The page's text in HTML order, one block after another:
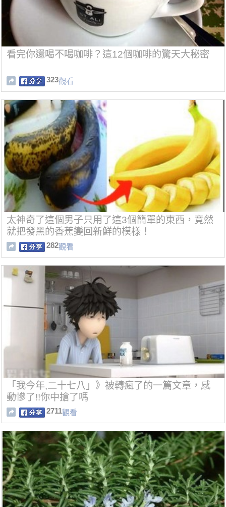
看完你還喝不喝咖啡？這12個咖啡的驚天大秘密
323觀看
太神奇了這個男子只用了這3個簡單的東西，竟然
就把發黑的香蕉變回新鮮的模樣！
282觀看
「我今年,二十七八」》被轉瘋了的一篇文章，感
動慘了!!你中搶了嗎
2711觀看